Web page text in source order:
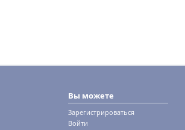
Вы можете
Зарегистрироваться
Войти